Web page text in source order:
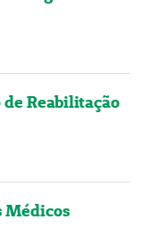
de Reabilitação
Médicos